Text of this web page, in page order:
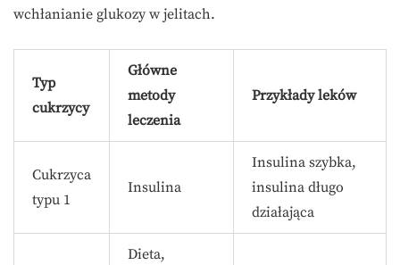
wchłanianie glukozy w jelitach.
Typ
cukrzycy
Główne
metody
leczenia
Przykłady leków
Cukrzyca
typu 1
Insulina
Insulina szybka,
insulina długo
działająca
Dieta,